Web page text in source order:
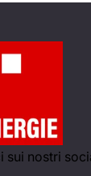
sui nostri